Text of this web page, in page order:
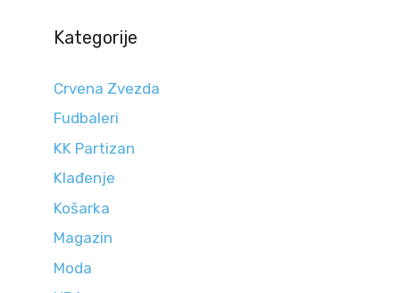
Kategorije
Crvena Zvezda
Fudbaleri
KK Partizan
Klađenje
Košarka
Magazin
Moda